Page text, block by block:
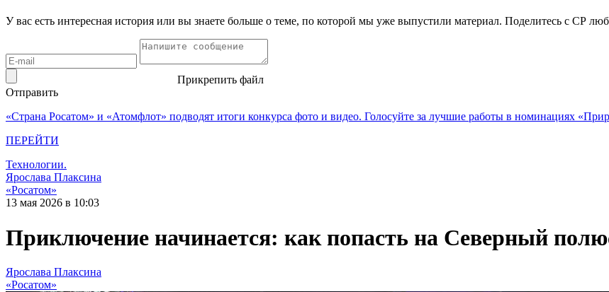
У вас есть интересная история или вы знаете больше о теме, по которой мы уже выпустили материал. Поделитесь с СР
Прикрепить файл
Отправить
«Страна Росатом» и «Атомфлот» подводят итоги конкурса фото и видео. Голосуйте за лучшие работы в номинациях
ПЕРЕЙТИ
Технологии.
Ярослава Плаксина
«Росатом»
13 мая 2026 в 10:03
Приключение начинается: как попасть на Северный
Ярослава Плаксина
«Росатом»